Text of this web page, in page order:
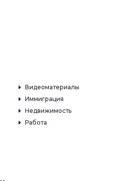
Видеоматериалы
Иммиграция
Недвижимость
Работа